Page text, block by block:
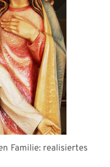
Familie: realisiertes